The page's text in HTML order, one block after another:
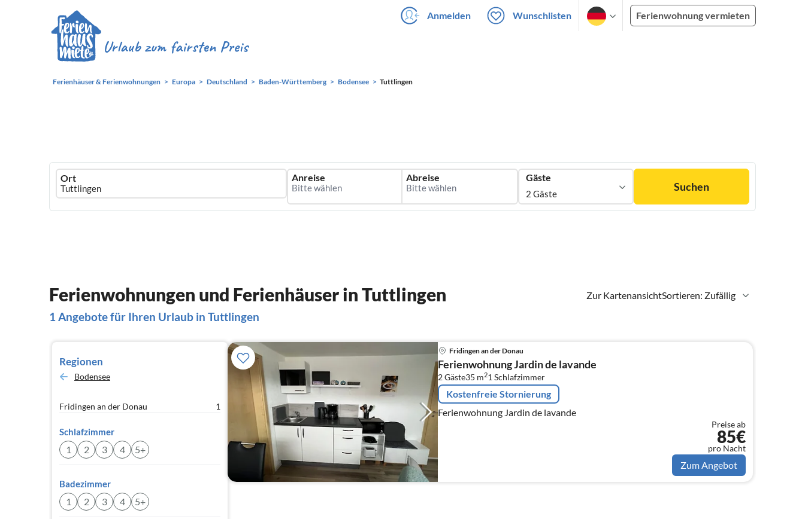
Anmelden Wunschlisten Ferienwohnung vermieten
Ferienhäuser & Ferienwohnungen Europa Deutschland Baden-Württemberg Bodensee Tuttlingen
Ferienhausmiete
logo
Ort Anreise Abreise Gäste
2 Gäste
Suchen
Zur KartenansichtSortieren: Zufällig
Ferienwohnungen und Ferienhäuser in Tuttlingen
1 Angebote für Ihren Urlaub in Tuttlingen
Regionen
Bodensee
Fridingen an der Donau 1
Schlafzimmer
1 2 3 4 5+
Badezimmer
1 2 3 4 5+
Fridingen an der Donau
Ferienwohnung Jardin de lavande
2 Gäste35 m21 Schlafzimmer
Kostenfreie Stornierung
Ferienwohnung Jardin de lavande
Preise ab
85€
pro Nacht
Zum Angebot